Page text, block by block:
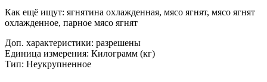
Как ещё ищут: ягнятина охлажденная, мясо ягнят, мясо ягнят
охлажденное, парное мясо ягнят
Доп. характеристики: разрешены
Единица измерения: Килограмм (кг)
Тип: Неукрупненное